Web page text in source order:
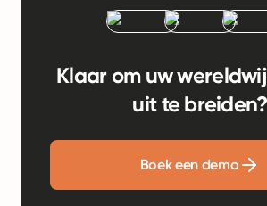
Klaar om uw
uit te breiden?
Boek een demo